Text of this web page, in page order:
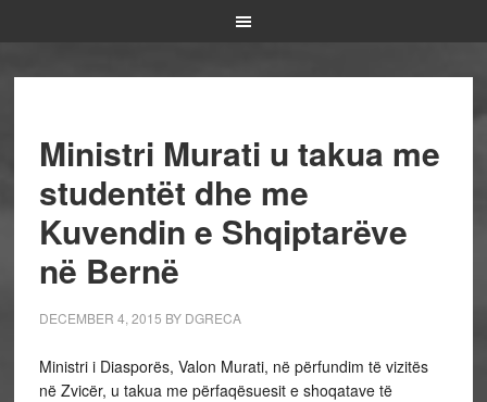
Ministri Murati u takua me
studentët dhe me
Kuvendin e Shqiptarëve
në Bernë
DECEMBER 4, 2015 BY DGRECA
Ministri i Diasporës, Valon Murati, në përfundim të vizitës
në Zvicër, u takua me përfaqësuesit e shoqatave të